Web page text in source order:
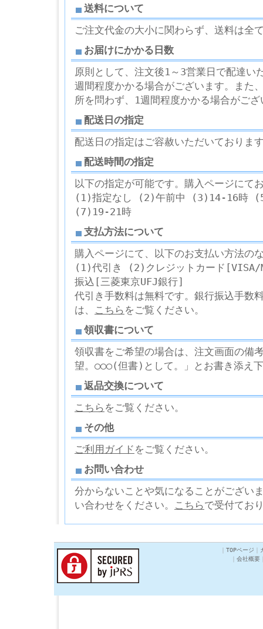
送料について
ご注文代金の大小に関わらず、送料は全
お届けにかかる日数
原則として、注文後1～3営業日で配達い
週間程度かかる場合がございます。また
所を問わず、1週間程度かかる場合がござ
配送日の指定
配送日の指定はご容赦いただいておりま
配送時間の指定
以下の指定が可能です。購入ページにて
(1)指定なし (2)午前中 (3)14-16時
(7)19-21時
支払方法について
購入ページにて、以下のお支払い方法の
(1)代引き (2)クレジットカード
振込[三菱東京UFJ銀行]
代引き手数料は無料です。銀行振込手数
は、 こちら をご覧ください。
領収書について
領収書をご希望の場合は、注文画面の
望。○○○(但書)として。」とお書き添え
返品交換について
こちら をご覧ください。
その他
ご利用ガイド をご覧ください。
お問い合わせ
分からないことや気になることがござい
い合わせをください。 こちらで受付てお
TOPページ
会社概要